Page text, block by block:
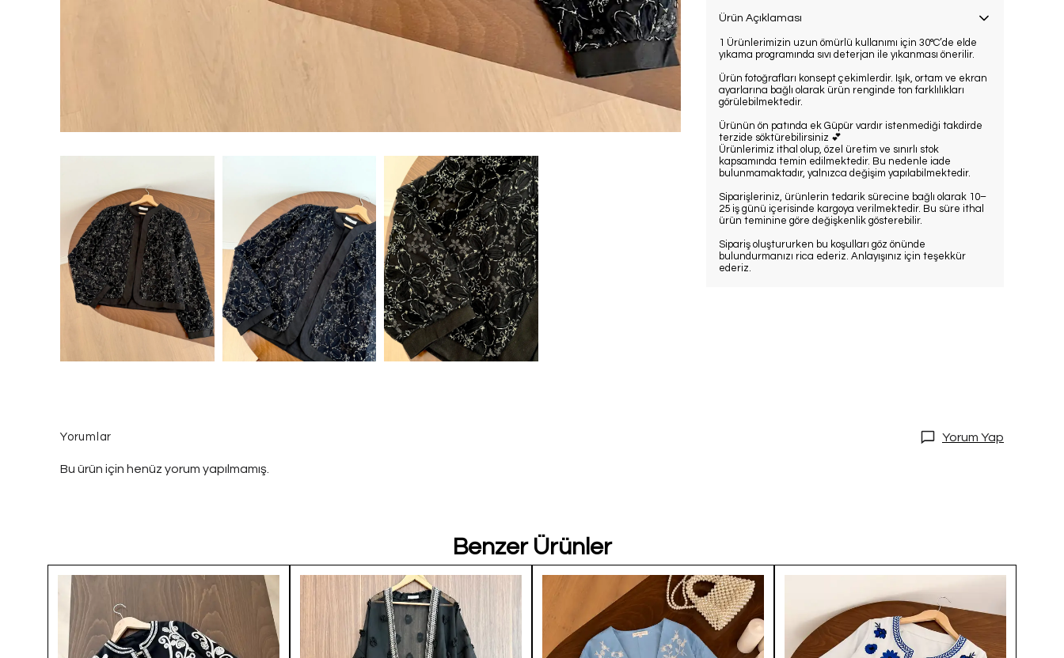
Ürün Açıklaması
1 Ürünlerimizin uzun ömürlü kullanımı için 30°C’de elde
yıkama programında sıvı deterjan ile yıkanması önerilir.
Ürün fotoğrafları konsept çekimlerdir. Işık, ortam ve ekran
ayarlarına bağlı olarak ürün renginde ton farklılıkları
görülebilmektedir.
Ürünün ön patında ek Güpür vardır istenmediği takdirde
terzide söktürebilirsiniz 💕
Ürünlerimiz ithal olup, özel üretim ve sınırlı stok
kapsamında temin edilmektedir. Bu nedenle iade
bulunmamaktadır, yalnızca değişim yapılabilmektedir.
Siparişleriniz, ürünlerin tedarik sürecine bağlı olarak 10–
25 iş günü içerisinde kargoya verilmektedir. Bu süre ithal
ürün teminine göre değişkenlik gösterebilir.
Sipariş oluştururken bu koşulları göz önünde
bulundurmanızı rica ederiz. Anlayışınız için teşekkür
ederiz.
Yorumlar Yorum Yap
Bu ürün için henüz yorum yapılmamış.
Benzer Ürünler